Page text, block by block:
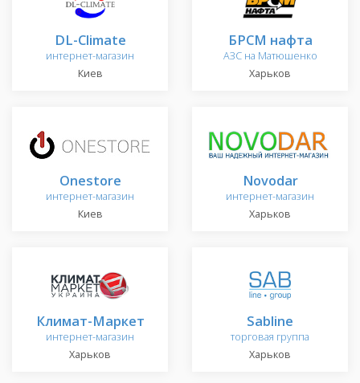
DL-Climate
интернет-магазин
Киев
БРСМ нафта
АЗС на Матюшенко
Харьков
Onestore
интернет-магазин
Киев
Novodar
интернет-магазин
Харьков
Климат-Маркет
интернет-магазин
Харьков
Sabline
торговая группа
Харьков